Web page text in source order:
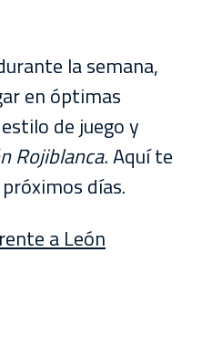
la semana,
en óptimas
de juego y
Rojiblanca.Aquí te
días.
a León